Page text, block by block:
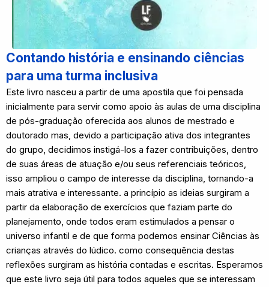
Contando história e ensinando ciências
para uma turma inclusiva
Este livro nasceu a partir de uma apostila que foi pensada
inicialmente para servir como apoio às aulas de uma disciplina
de pós-graduação oferecida aos alunos de mestrado e
doutorado mas, devido a participação ativa dos integrantes
do grupo, decidimos instigá-los a fazer contribuições, dentro
de suas áreas de atuação e/ou seus referenciais teóricos,
isso ampliou o campo de interesse da disciplina, tornando-a
mais atrativa e interessante. a princípio as ideias surgiram a
partir da elaboração de exercícios que faziam parte do
planejamento, onde todos eram estimulados a pensar o
universo infantil e de que forma podemos ensinar Ciências às
crianças através do lúdico. como consequência destas
reflexões surgiram as história contadas e escritas. Esperamos
que este livro seja útil para todos aqueles que se interessam